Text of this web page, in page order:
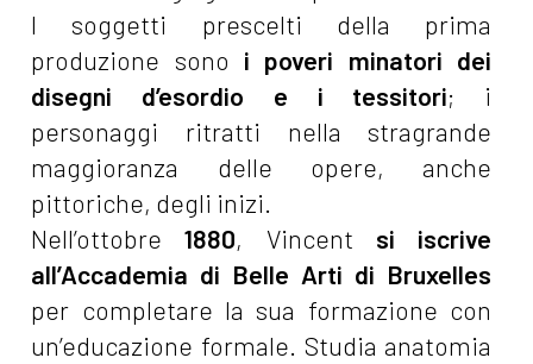
I soggetti prescelti della prima
produzione sono i poveri minatori dei
disegni d’esordio e i tessitori; i
personaggi ritratti nella stragrande
maggioranza delle opere, anche
pittoriche, degli inizi.
Nell’ottobre 1880, Vincent si iscrive
all’Accademia di Belle Arti di Bruxelles
per completare la sua formazione con
un’educazione formale. Studia anatomia